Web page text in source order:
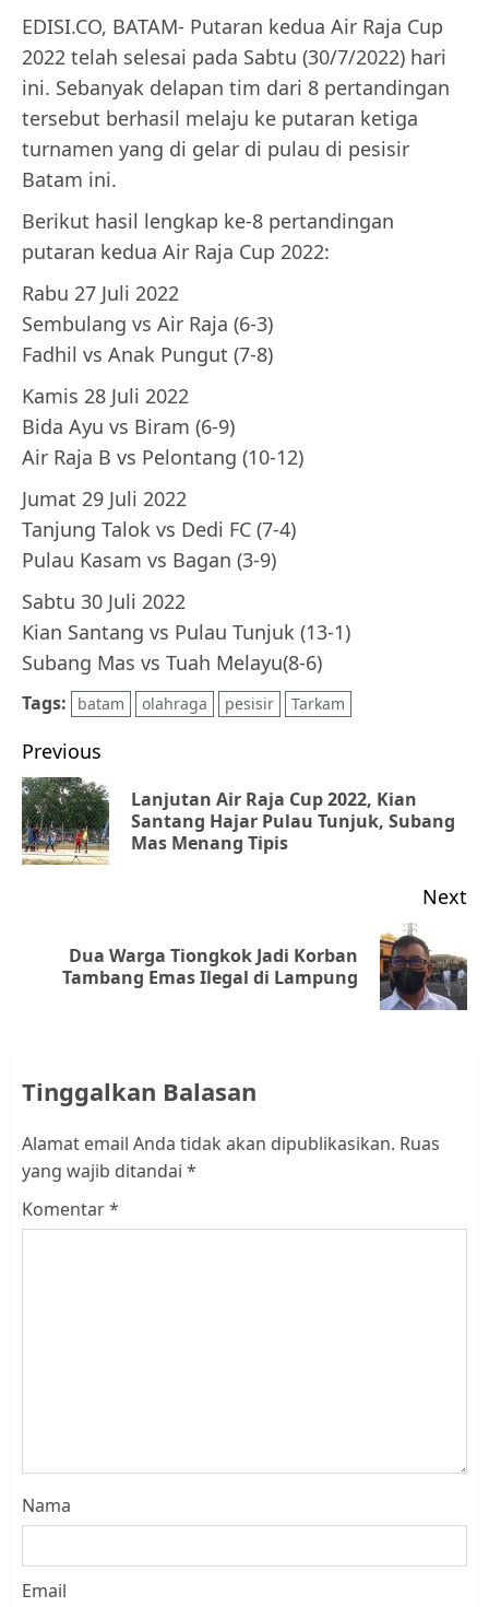
EDISI.CO, BATAM- Putaran kedua Air Raja Cup
2022 telah selesai pada Sabtu (30/7/2022) hari
ini. Sebanyak delapan tim dari 8 pertandingan
tersebut berhasil melaju ke putaran ketiga
turnamen yang di gelar di pulau di pesisir
Batam ini.
Berikut hasil lengkap ke-8 pertandingan
putaran kedua Air Raja Cup 2022:
Rabu 27 Juli 2022
Sembulang vs Air Raja (6-3)
Fadhil vs Anak Pungut (7-8)
Kamis 28 Juli 2022
Bida Ayu vs Biram (6-9)
Air Raja B vs Pelontang (10-12)
Jumat 29 Juli 2022
Tanjung Talok vs Dedi FC (7-4)
Pulau Kasam vs Bagan (3-9)
Sabtu 30 Juli 2022
Kian Santang vs Pulau Tunjuk (13-1)
Subang Mas vs Tuah Melayu(8-6)
Tags: batam olahraga pesisir Tarkam
Post
navigation
Previous
Lanjutan Air Raja Cup 2022, Kian
Santang Hajar Pulau Tunjuk, Subang
Mas Menang Tipis
Next
post:
Dua Warga Tiongkok Jadi Korban
Tambang Emas Ilegal di Lampung
Tinggalkan Balasan
Alamat email Anda tidak akan dipublikasikan. Ruas
yang wajib ditandai *
Komentar*
Nama
Email